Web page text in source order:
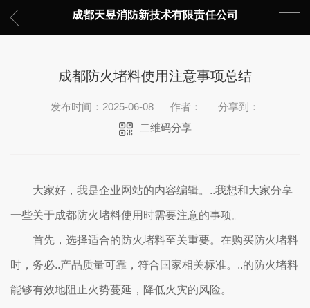
成都天昱消防新技术有限责任公司
成都防火堵料使用注意事项总结
发布时间：2025-06-08 作者：
分享到：
二维码分享
大家好，我是企业网站的内容编辑。..我想和大家分享
一些关于成都防火堵料使用时需要注意的事项。
首先，选择适合的防火堵料至关重要。在购买防火堵料
时，务必..产品质量可靠，符合国家相关标准。..的防火堵料
能够有效地阻止火势蔓延，降低火灾的风险。